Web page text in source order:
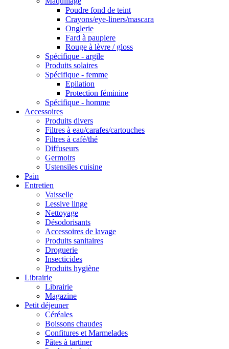
Poudre fond de teint
Crayons/eye-liners/mascara
Onglerie
Fard à paupiere
Rouge à lèvre / gloss
Spécifique - argile
Produits solaires
Spécifique - femme
Epilation
Protection féminine
Spécifique - homme
Accessoires
Produits divers
Filtres à eau/carafes/cartouches
Filtres à café/thé
Diffuseurs
Germoirs
Ustensiles cuisine
Pain
Entretien
Vaisselle
Lessive linge
Nettoyage
Désodorisants
Accessoires de lavage
Produits sanitaires
Droguerie
Insecticides
Produits hygiène
Librairie
Librairie
Magazine
Petit déjeuner
Céréales
Boissons chaudes
Confitures et Marmelades
Pâtes à tartiner